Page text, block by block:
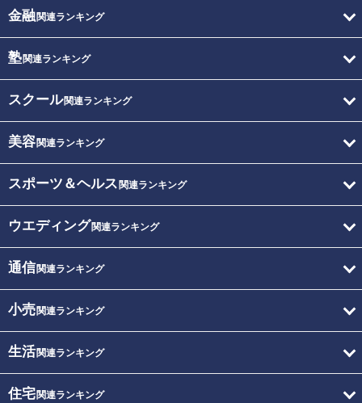
金融関連ランキング
塾関連ランキング
スクール関連ランキング
美容関連ランキング
スポーツ＆ヘルス 関連ランキング
ウエディング関連ランキング
通信関連ランキング
小売関連ランキング
生活関連ランキング
住宅関連ランキング